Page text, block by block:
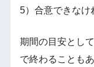
5）合意できなけ
期間の目安とし
で終わることも